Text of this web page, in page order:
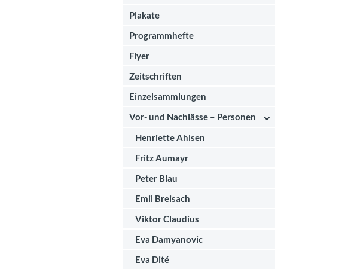
Plakate
Programmhefte
Flyer
Zeitschriften
Einzelsammlungen
Vor- und Nachlässe – Personen
Henriette Ahlsen
Fritz Aumayr
Peter Blau
Emil Breisach
Viktor Claudius
Eva Damyanovic
Eva Dité